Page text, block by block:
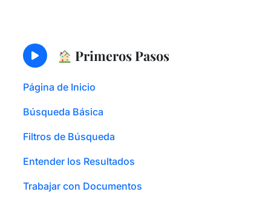
Primeros Pasos
Página de Inicio
Búsqueda Básica
Filtros de Búsqueda
Entender los Resultados
Trabajar con Documentos